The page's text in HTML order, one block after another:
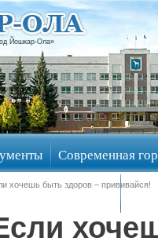
Йошкар-Ола»
Современная
обсуждения
хочешь быть здоров – прививайся!